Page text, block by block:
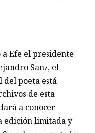
a Efe el presidente
Sanz, el
poeta está
de esta
a conocer
edición limitada y